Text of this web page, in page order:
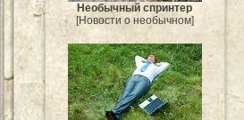
Необычный спринтер
[Новости о необычном]